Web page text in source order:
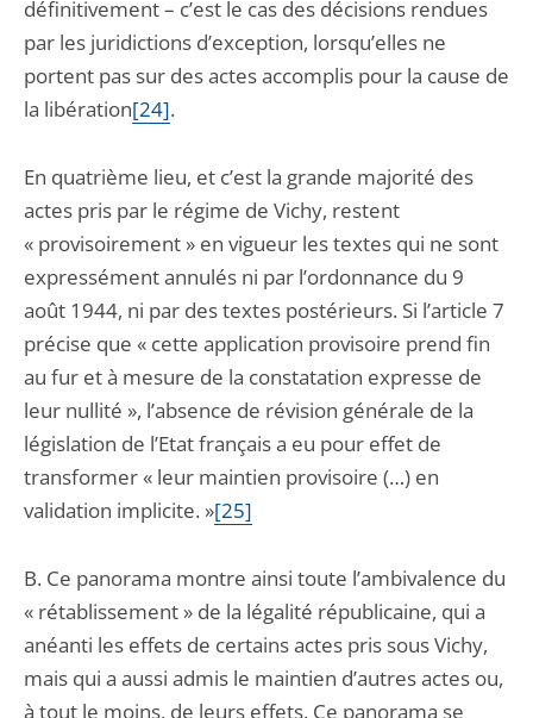
définitivement – c’est le cas des décisions rendues
par les juridictions d’exception, lorsqu’elles ne
portent pas sur des actes accomplis pour la cause de
la libération[24].
En quatrième lieu, et c’est la grande majorité des
actes pris par le régime de Vichy, restent
« provisoirement » en vigueur les textes qui ne sont
expressément annulés ni par l’ordonnance du 9
août 1944, ni par des textes postérieurs. Si l’article 7
précise que « cette application provisoire prend fin
au fur et à mesure de la constatation expresse de
leur nullité », l’absence de révision générale de la
législation de l’Etat français a eu pour effet de
transformer « leur maintien provisoire (…) en
validation implicite. »[25]
B. Ce panorama montre ainsi toute l’ambivalence du
« rétablissement » de la légalité républicaine, qui a
anéanti les effets de certains actes pris sous Vichy,
mais qui a aussi admis le maintien d’autres actes ou,
à tout le moins, de leurs effets. Ce panorama se